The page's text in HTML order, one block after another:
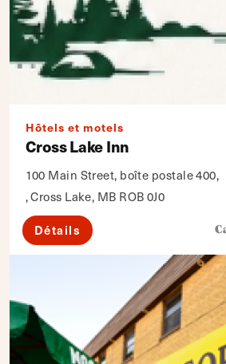
Hôtels et motels
Cross Lake Inn
100 Main Street, boîte postale 400,
, Cross Lake, MB ROB 0J0
Détails